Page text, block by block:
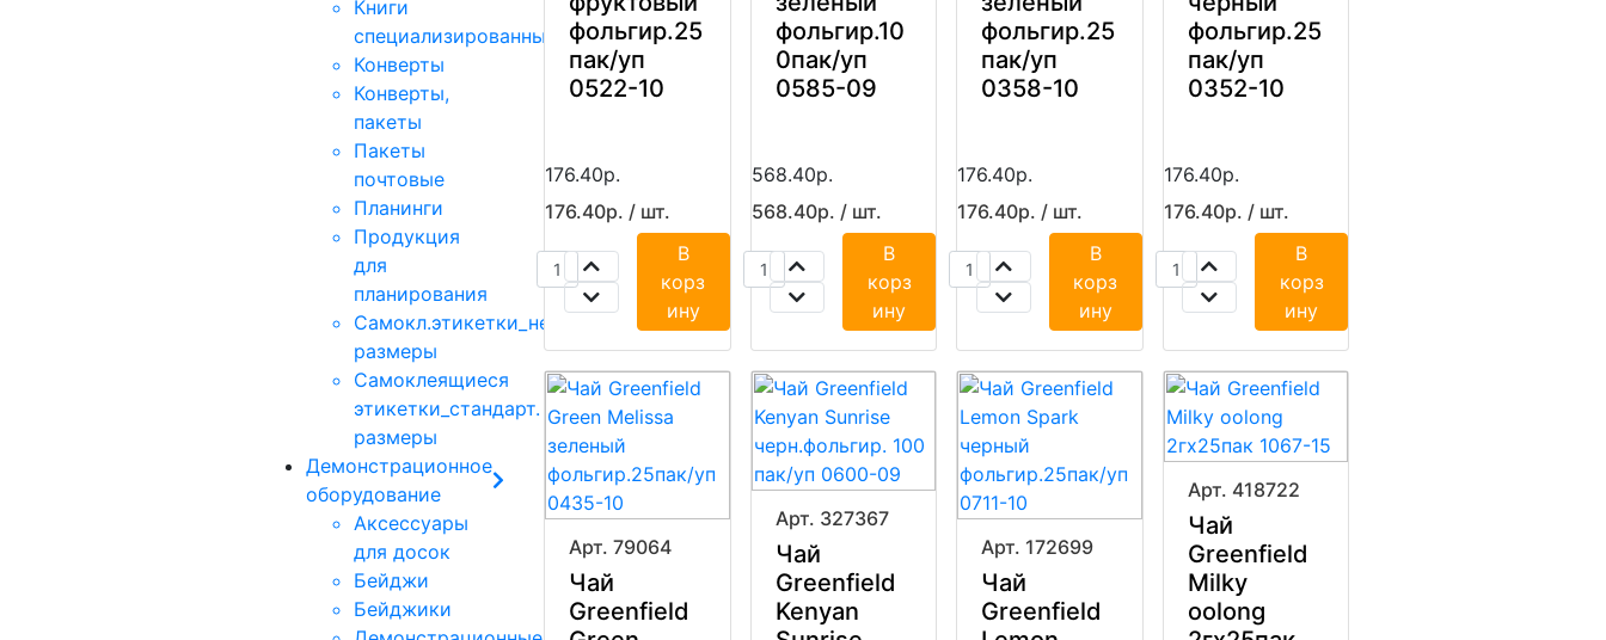
Книги
специализированные
Конверты
Конверты,
пакеты
Пакеты
почтовые
Планинги
Продукция
для
планирования
Самокл.этикетки_нестандартные
размеры
Самоклеящиеся
этикетки_стандарт.
размеры
Демонстрационное
оборудование
Аксессуары
для досок
Бейджи
Бейджики
фольгир.25
пак/уп
0522-10
176.40р.
176.40р. / шт.
В
корз
ину
фольгир.10
0пак/уп
0585-09
568.40р.
568.40р. / шт.
В
корз
ину
фольгир.25
пак/уп
0358-10
176.40р.
176.40р. / шт.
В
корз
ину
фольгир.25
пак/уп
0352-10
176.40р.
176.40р. / шт.
В
корз
ину
Арт. 79064
Чай
Greenfield
Арт. 327367
Чай
Greenfield
Kenyan
Арт. 172699
Чай
Greenfield
Арт. 418722
Чай
Greenfield
Milky
oolong